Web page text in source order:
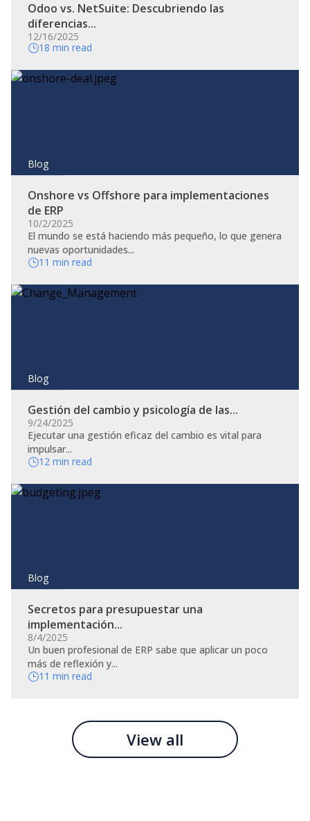
Odoo vs. NetSuite: Descubriendo las
diferencias...
12/16/2025
18 min read
Blog
Onshore vs Offshore para implementaciones
de ERP
10/2/2025
El mundo se está haciendo más pequeño, lo que genera
nuevas oportunidades...
11 min read
Blog
Gestión del cambio y psicología de las...
9/24/2025
​Ejecutar una gestión eficaz del cambio es vital para
impulsar...
12 min read
Blog
Secretos para presupuestar una
implementación...
8/4/2025
Un buen profesional de ERP sabe que aplicar un poco
más de reflexión y...
11 min read
View all